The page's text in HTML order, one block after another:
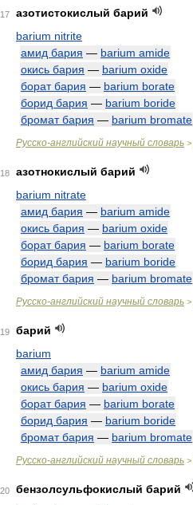
17
азотистокислый барий
barium nitrite
амид бария — barium amide
окись бария — barium oxide
борат бария — barium borate
борид бария — barium boride
бромат бария — barium bromate
Русско-английский научный словарь >
18
азотнокислый барий
barium nitrate
амид бария — barium amide
окись бария — barium oxide
борат бария — barium borate
борид бария — barium boride
бромат бария — barium bromate
Русско-английский научный словарь >
19
барий
barium
амид бария — barium amide
окись бария — barium oxide
борат бария — barium borate
борид бария — barium boride
бромат бария — barium bromate
Русско-английский научный словарь >
20
бензолсульфокислый барий